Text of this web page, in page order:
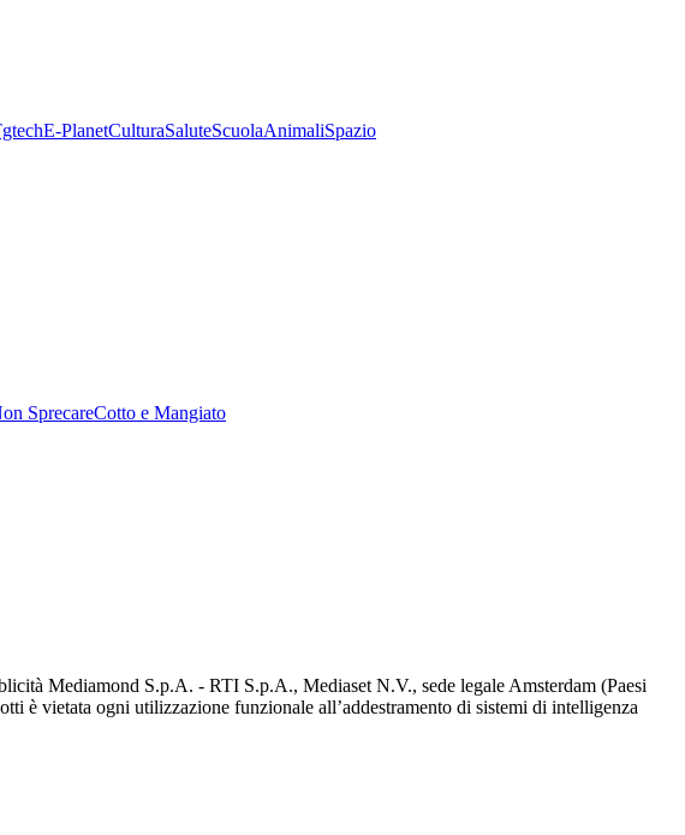
E-PlanetCulturaSaluteScuolaAnimaliSpazio
SprecareCotto e Mangiato
Mediamond S.p.A. - RTI S.p.A., Mediaset N.V., sede legale Amsterdam (Paesi
è vietata ogni utilizzazione funzionale all’addestramento di sistemi di intelligenza